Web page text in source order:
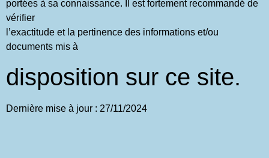
portées à sa connaissance. Il est fortement recommandé de
vérifier
l’exactitude et la pertinence des informations et/ou
documents mis à
disposition sur ce site.
Dernière mise à jour : 27/11/2024